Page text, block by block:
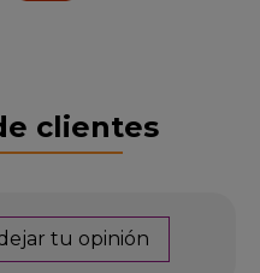
clientes
tu opinión